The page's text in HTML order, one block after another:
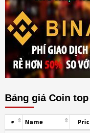
Bảng giá Coin top
# Name